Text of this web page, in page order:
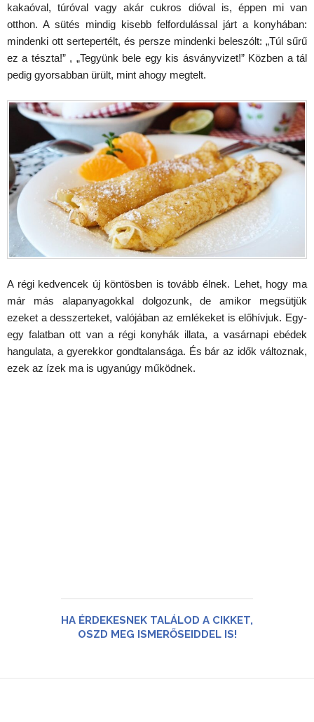
kakaóval, túróval vagy akár cukros dióval is, éppen mi van
otthon. A sütés mindig kisebb felfordulással járt a konyhában:
mindenki ott sertepertélt, és persze mindenki beleszólt: „Túl sűrű
ez a tészta!” , „Tegyünk bele egy kis ásványvizet!” Közben a tál
pedig gyorsabban ürült, mint ahogy megtelt.
A régi kedvencek új köntösben is tovább élnek. Lehet, hogy ma
már más alapanyagokkal dolgozunk, de amikor megsütjük
ezeket a desszerteket, valójában az emlékeket is előhívjuk. Egy-
egy falatban ott van a régi konyhák illata, a vasárnapi ebédek
hangulata, a gyerekkor gondtalansága. És bár az idők változnak,
ezek az ízek ma is ugyanúgy működnek.
HA ÉRDEKESNEK TALÁLOD A CIKKET,
OSZD MEG ISMERŐSEIDDEL IS!